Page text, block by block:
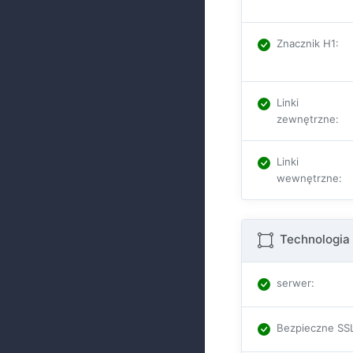
Znacznik H1:
Linki
zewnętrzne:
Linki
wewnętrzne:
serwer:
Bezpieczne